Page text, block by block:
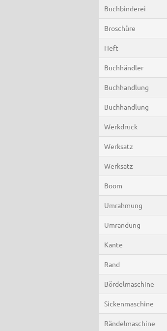
Buchbinderei
Broschüre
Heft
Buchhändler
Buchhandlung
Buchhandlung
Werkdruck
Werksatz
Werksatz
Boom
Umrahmung
Umrandung
Kante
Rand
Bördelmaschine
Sickenmaschine
Rändelmaschine